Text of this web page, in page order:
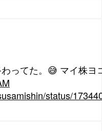
ってた。😅 マイ株ヨ
status/